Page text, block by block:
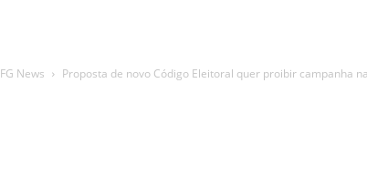
FG News Proposta de novo Código Eleitoral quer proibir campanha